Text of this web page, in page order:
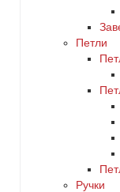
Петли
Ручки